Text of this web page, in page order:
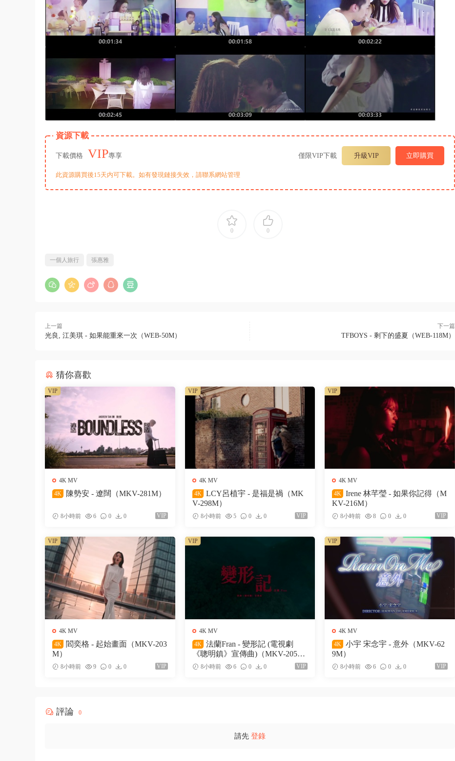
資源下載
下載價格 VIP專享 僅限VIP下載 升級VIP 立即購買
此資源購買後15天内可下載。如有發現鏈接失效，請聯系網站管理
0 0
一個人旅行 張惠雅
上一篇
光良, 江美琪 - 如果能重來一次（WEB-50M）
下一篇
TFBOYS - 剩下的盛夏（WEB-118M）
猜你喜歡
4K MV
4K
陳勢安 - 遼闊（MKV-281M）
8小時前 6 0 0 VIP
VIP
4K MV
4K
LCY呂植宇 - 是福是禍（MK
V-298M）
8小時前 5 0 0 VIP
VIP
4K MV
4K
Irene 林芊瑩 - 如果你記得（M
KV-216M）
8小時前 8 0 0 VIP
VIP
4K MV
4K
閻奕格 - 起始畫面（MKV-203
M）
8小時前 9 0 0 VIP
VIP
4K MV
4K
法蘭Fran - 變形記 (電視劇
《聰明鎮》宣傳曲)（MKV-205
M）8小時前 6 0 0 VIP
VIP
4K MV
4K
小宇 宋念宇 - 意外（MKV-62
9M）
8小時前 6 0 0 VIP
VIP
評論 0
請先 登錄